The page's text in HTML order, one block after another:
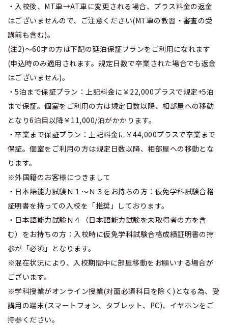
・入校後、MT車→AT車に変更される場合、プラス料金の返金
はございませんので、ご注意ください(MT車の教習・審査の受
講前も含む)。
(注2)～60才の方は下記の延泊保証プランをご利用になれます
(申込時のみ適用されます。規定日数で卒業された場合でも返金
はございません)。
・5泊まで保証プラン：上記料金に￥22,000プラスで規定+5泊
まで保証。個室をご利用の方は規定日数以降、相部屋への移動
となり6泊目以降￥11,000/泊がかかります。
・卒業まで保証プラン：上記料金に￥44,000プラスで卒業まで
保証。個室をご利用の方は規定日数以降、相部屋への移動とな
ります。
※外国籍のお客様につきまして
・日本語能力試験Ｎ１～Ｎ３をお持ちの方：仮免学科試験合格
証明書を持っての入校を「推奨」しております。
・日本語能力試験Ｎ４（日本語能力試験を未取得者の方を含
む）をお持ちの方：入校時に仮免学科試験合格成績証明書の持
参が「必須」となります。
※混在状況により、入校期間中に部屋移動をお願いする場合が
ございます。
※学科授業がオンライン授業(対面必須科目を除く)となる為、受
講用の端末(スマートフォン、タブレット、PC)、イヤホンをご
持参ください。